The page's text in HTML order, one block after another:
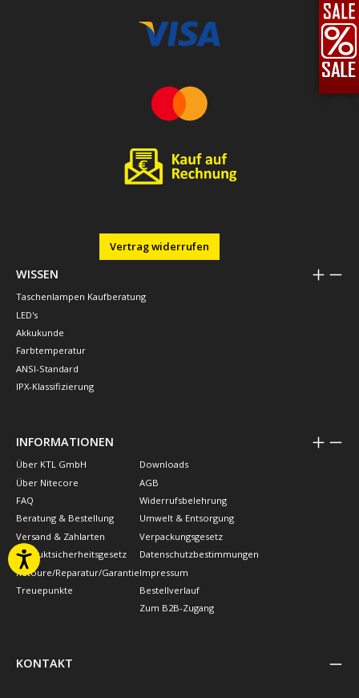
Vertrag widerrufen
WISSEN
Taschenlampen Kaufberatung
LED's
Akkukunde
Farbtemperatur
ANSI-Standard
IPX-Klassifizierung
INFORMATIONEN
Über KTL GmbH
Über Nitecore
FAQ
Beratung & Bestellung
Versand & Zahlarten
Produktsicherheitsgesetz
Retoure/Reparatur/Garantie
Treuepunkte
Downloads
AGB
Widerrufsbelehrung
Umwelt & Entsorgung
Verpackungsgesetz
Datenschutzbestimmungen
Impressum
Bestellverlauf
Zum B2B-Zugang
KONTAKT